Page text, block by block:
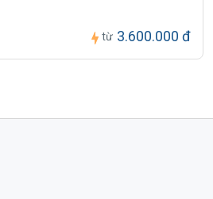
ký Tour cho mình. Công Ty Du lịch sẽ
những chi phí phát sinh khi Quý
từ 3.600.000 đ